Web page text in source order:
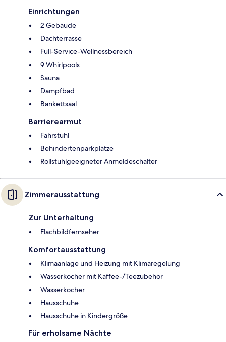
Einrichtungen
2 Gebäude
Dachterrasse
Full-Service-Wellnessbereich
9 Whirlpools
Sauna
Dampfbad
Bankettsaal
Barrierearmut
Fahrstuhl
Behindertenparkplätze
Rollstuhlgeeigneter Anmeldeschalter
Zimmerausstattung
Zur Unterhaltung
Flachbildfernseher
Komfortausstattung
Klimaanlage und Heizung mit Klimaregelung
Wasserkocher mit Kaffee-/Teezubehör
Wasserkocher
Hausschuhe
Hausschuhe in Kindergröße
Für erholsame Nächte